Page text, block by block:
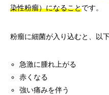
染性粉瘤）になることです。
粉瘤に細菌が入り込むと、以
急激に腫れ上がる
赤くなる
強い痛みを伴う